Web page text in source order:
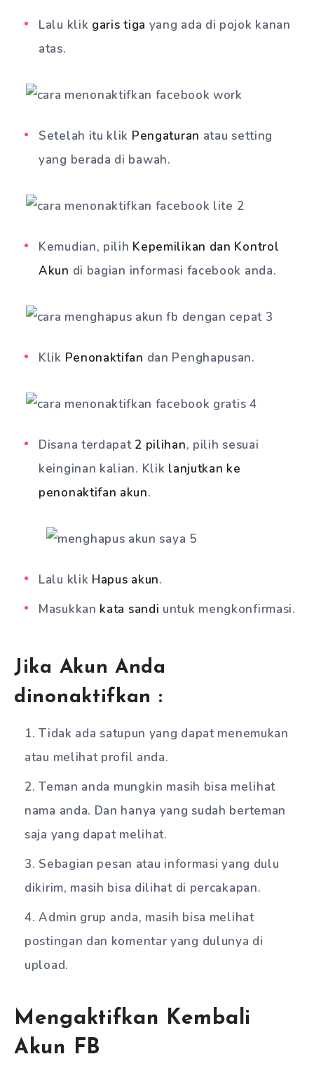
Lalu klik garis tiga yang ada di pojok kanan
atas.
Setelah itu klik Pengaturan atau setting
yang berada di bawah.
Kemudian, pilih Kepemilikan dan Kontrol
Akun di bagian informasi facebook anda.
Klik Penonaktifan dan Penghapusan.
Disana terdapat 2 pilihan, pilih sesuai
keinginan kalian. Klik lanjutkan ke
penonaktifan akun.
Lalu klik Hapus akun.
Masukkan kata sandi untuk mengkonfirmasi.
Jika Akun Anda
dinonaktifkan :
Tidak ada satupun yang dapat menemukan
atau melihat profil anda.
Teman anda mungkin masih bisa melihat
nama anda. Dan hanya yang sudah berteman
saja yang dapat melihat.
Sebagian pesan atau informasi yang dulu
dikirim, masih bisa dilihat di percakapan.
Admin grup anda, masih bisa melihat
postingan dan komentar yang dulunya di
upload.
Mengaktifkan Kembali
Akun FB